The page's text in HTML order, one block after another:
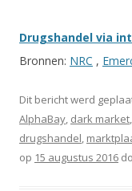
Drugshandel via
Bronnen: NRC ,
Dit bericht werd
AlphaBay, dark market,
drugshandel,
op 15 augustus 2016